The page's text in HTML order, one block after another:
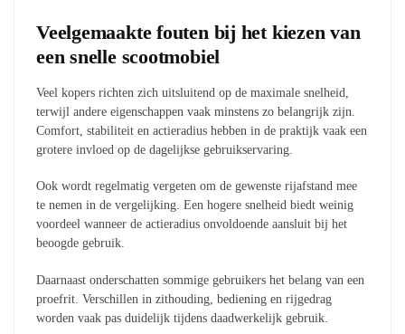
Veelgemaakte fouten bij het kiezen van
een snelle scootmobiel
Veel kopers richten zich uitsluitend op de maximale snelheid,
terwijl andere eigenschappen vaak minstens zo belangrijk zijn.
Comfort, stabiliteit en actieradius hebben in de praktijk vaak een
grotere invloed op de dagelijkse gebruikservaring.
Ook wordt regelmatig vergeten om de gewenste rijafstand mee
te nemen in de vergelijking. Een hogere snelheid biedt weinig
voordeel wanneer de actieradius onvoldoende aansluit bij het
beoogde gebruik.
Daarnaast onderschatten sommige gebruikers het belang van een
proefrit. Verschillen in zithouding, bediening en rijgedrag
worden vaak pas duidelijk tijdens daadwerkelijk gebruik.